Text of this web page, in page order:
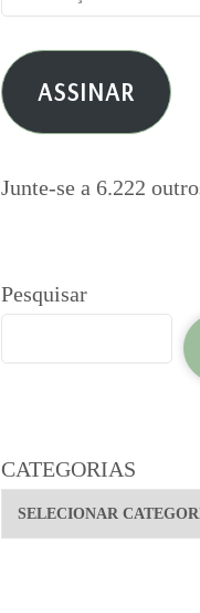
de
e-
mail ASSINAR
Junte-se a 6.222
Pesquisar
CATEGORIAS